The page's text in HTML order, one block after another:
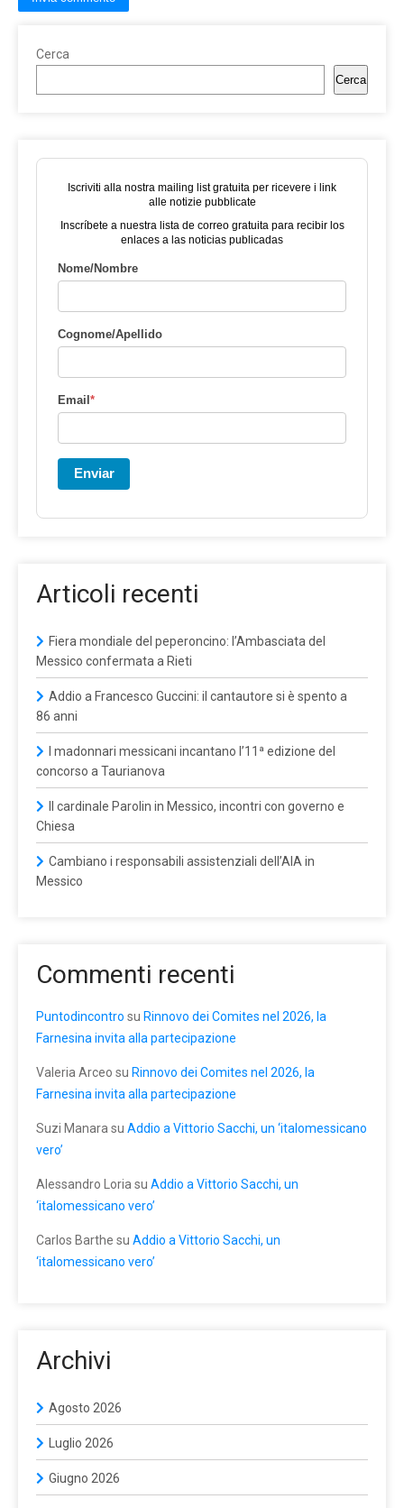
Cerca
Cerca
Iscriviti alla nostra mailing list gratuita per ricevere i link
alle notizie pubblicate
Inscríbete a nuestra lista de correo gratuita para recibir los
enlaces a las noticias publicadas
Nome/Nombre
Cognome/Apellido
Email*
Enviar
Articoli recenti
Fiera mondiale del peperoncino: l’Ambasciata del
Messico confermata a Rieti
Addio a Francesco Guccini: il cantautore si è spento a
86 anni
I madonnari messicani incantano l’11ª edizione del
concorso a Taurianova
Il cardinale Parolin in Messico, incontri con governo e
Chiesa
Cambiano i responsabili assistenziali dell’AIA in
Messico
Commenti recenti
Puntodincontro su Rinnovo dei Comites nel 2026, la
Farnesina invita alla partecipazione
Valeria Arceo su Rinnovo dei Comites nel 2026, la
Farnesina invita alla partecipazione
Suzi Manara su Addio a Vittorio Sacchi, un ‘italomessicano
vero’
Alessandro Loria su Addio a Vittorio Sacchi, un
‘italomessicano vero’
Carlos Barthe su Addio a Vittorio Sacchi, un
‘italomessicano vero’
Archivi
Agosto 2026
Luglio 2026
Giugno 2026